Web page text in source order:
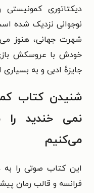
دیکتاتوری
نوجوانی نزدیک شده
شهرت جهانی، هنوز
خودش با عروسکش
جایزهٔ ادبی و به
شنیدن کتاب
نمی خندید را
می‌کنیم
این کتاب صوتی را به
فرانسه و قالب رمان